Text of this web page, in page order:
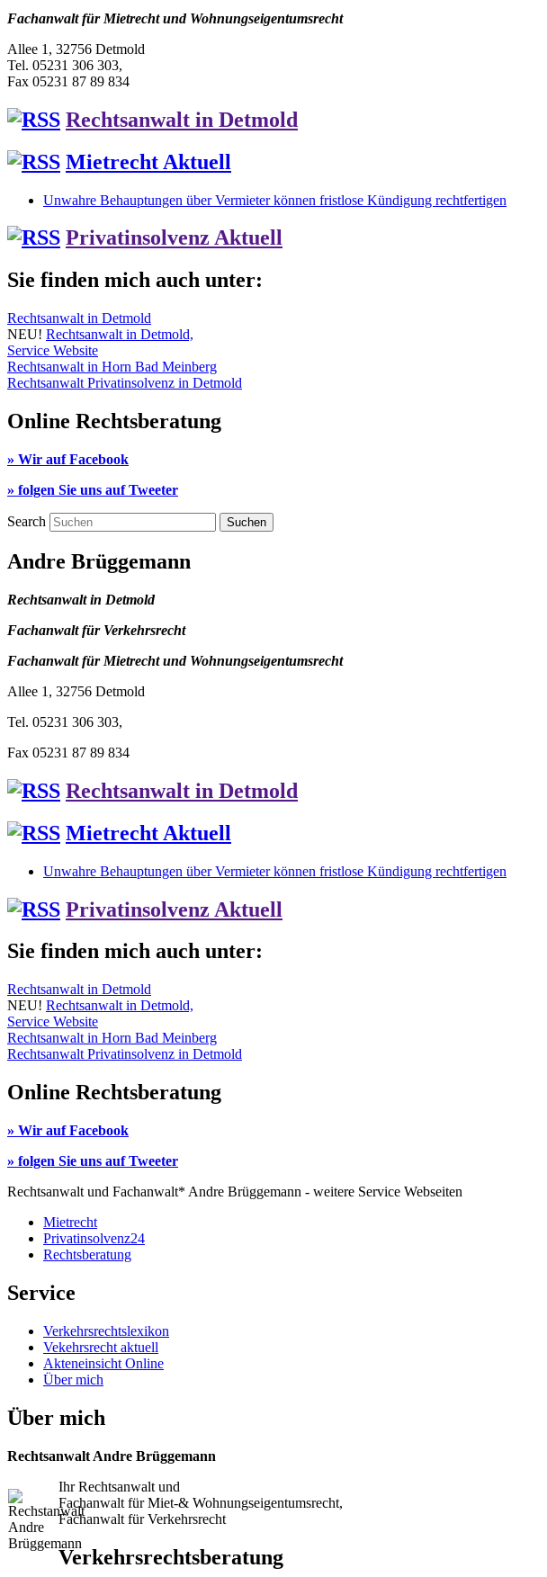
Fachanwalt für Mietrecht und Wohnungseigentumsrecht
Allee 1, 32756 Detmold
Tel. 05231 306 303,
Fax 05231 87 89 834
Rechtsanwalt in Detmold
Mietrecht Aktuell
Unwahre Behauptungen über Vermieter können fristlose Kündigung rechtfertigen
Privatinsolvenz Aktuell
Sie finden mich auch unter:
Rechtsanwalt in Detmold
NEU! Rechtsanwalt in Detmold,
Service Website
Rechtsanwalt in Horn Bad Meinberg
Rechtsanwalt Privatinsolvenz in Detmold
Online Rechtsberatung
» Wir auf Facebook
» folgen Sie uns auf Tweeter
Search
Andre Brüggemann
Rechtsanwalt in Detmold
Fachanwalt für Verkehrsrecht
Fachanwalt für Mietrecht und Wohnungseigentumsrecht
Allee 1, 32756 Detmold
Tel. 05231 306 303,
Fax 05231 87 89 834
Rechtsanwalt in Detmold
Mietrecht Aktuell
Unwahre Behauptungen über Vermieter können fristlose Kündigung rechtfertigen
Privatinsolvenz Aktuell
Sie finden mich auch unter:
Rechtsanwalt in Detmold
NEU! Rechtsanwalt in Detmold,
Service Website
Rechtsanwalt in Horn Bad Meinberg
Rechtsanwalt Privatinsolvenz in Detmold
Online Rechtsberatung
» Wir auf Facebook
» folgen Sie uns auf Tweeter
Rechtsanwalt und Fachanwalt* Andre Brüggemann - weitere Service Webseiten
Mietrecht
Privatinsolvenz24
Rechtsberatung
Service
Verkehrsrechtslexikon
Vekehrsrecht aktuell
Akteneinsicht Online
Über mich
Über mich
Rechtsanwalt Andre Brüggemann
Ihr Rechtsanwalt und
Fachanwalt für Miet-& Wohnungseigentumsrecht,
Fachanwalt für Verkehrsrecht
Verkehrsrechtsberatung